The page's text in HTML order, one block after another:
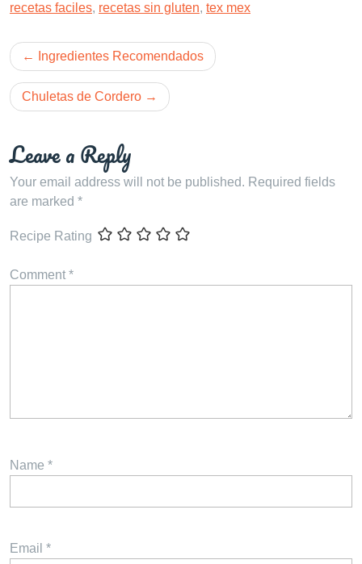
recetas faciles, recetas sin gluten, tex mex
Post
navigation
Ingredientes Recomendados
Chuletas de Cordero
Leave a Reply
Your email address will not be published. Required fields
are marked *
Recipe Rating
Comment *
Name *
Email *